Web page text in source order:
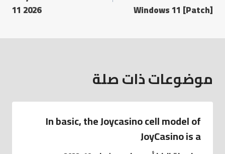
Windows 11 [Patch]
11 2026
موضوعات ذات صلة
In basic, the Joycasino cell model of
JoyCasino is a